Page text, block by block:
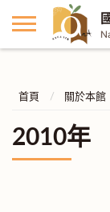
首頁 關於本館
2010年